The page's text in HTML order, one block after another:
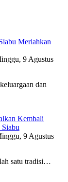
Meriahkan
9 Agustus
dan
Kembali
9 Agustus
satu tradisi…